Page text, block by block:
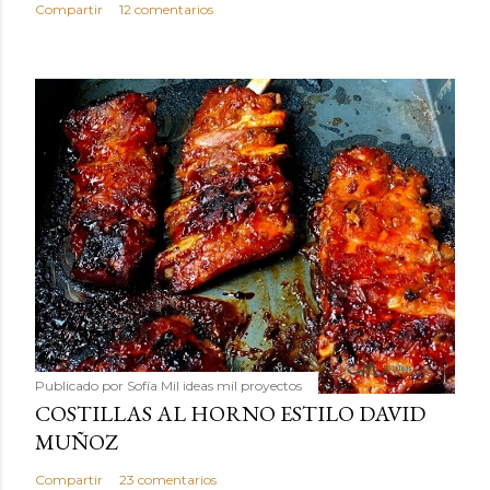
Compartir 12 comentarios
Publicado por Sofía Mil ideas mil proyectos
COSTILLAS AL HORNO ESTILO DAVID
MUÑOZ
Compartir 23 comentarios